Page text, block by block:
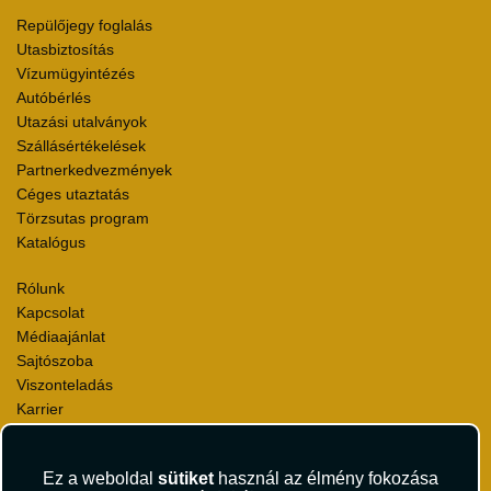
Ez a weboldal sütikethasznál az élmény fokozása
Repülőjegy foglalás
Utasbiztosítás
Vízumügyintézés
Autóbérlés
Utazási utalványok
Szállásértékelések
Partnerkedvezmények
Céges utaztatás
Törzsutas program
Katalógus
Rólunk
Kapcsolat
Médiaajánlat
Sajtószoba
Viszonteladás
Karrier
Környezettudatosság